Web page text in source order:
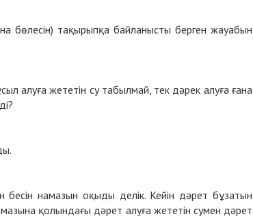
тақырыпқа байланысты берген жауабын
алуға жететін су табылмай, тек дәрек алуға ғана
намазын оқыды делік. Кейін дәрет бұзатын
қолындағы дәрет алуға жететін сумен дәрет